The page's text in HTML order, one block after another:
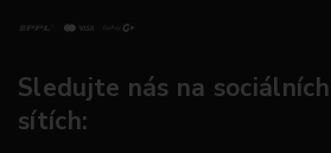
Sledujte nás na sociálních
sítích: